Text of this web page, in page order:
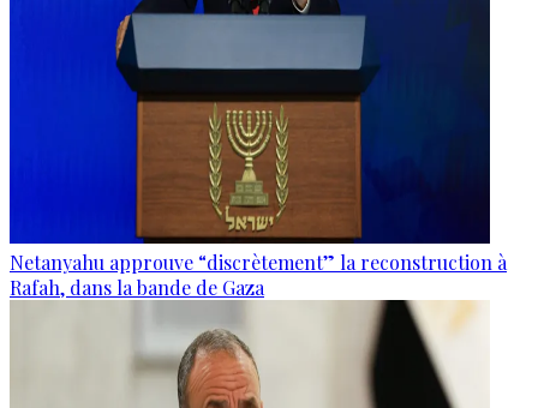
Netanyahu approuve “discrètement” la reconstruction à
Rafah, dans la bande de Gaza